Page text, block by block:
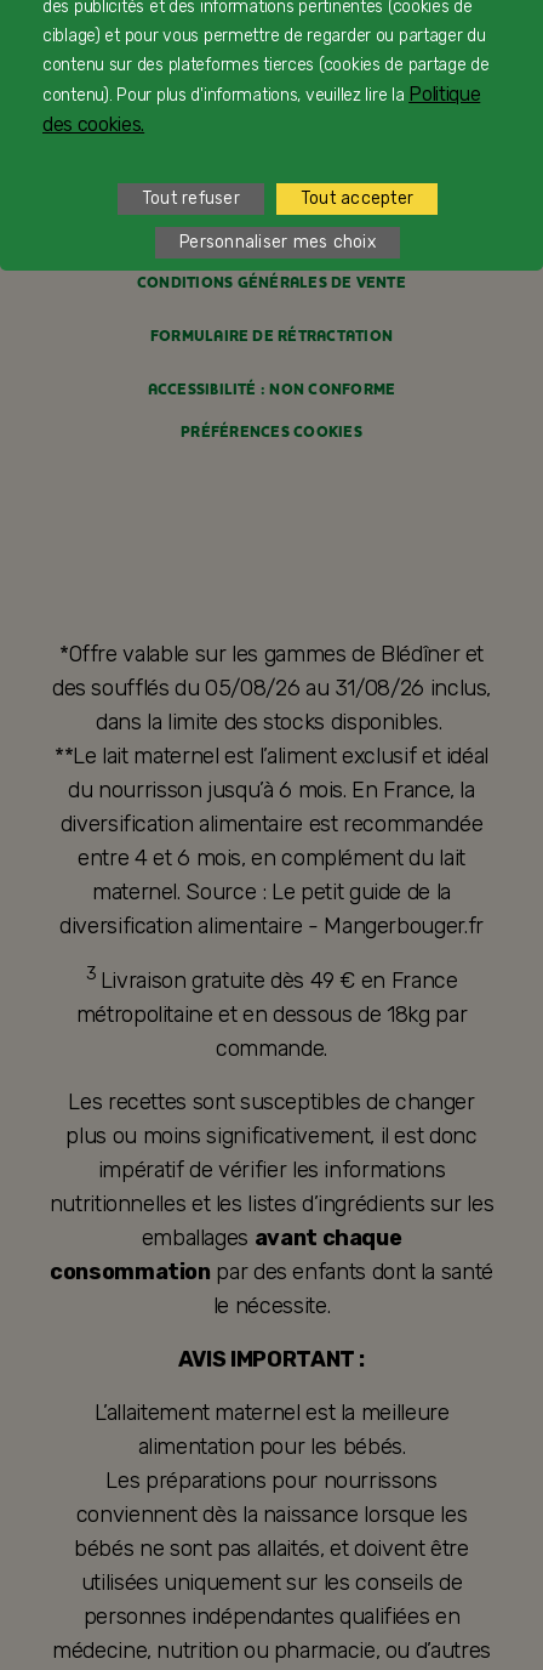
PROFESSIONNELS DE SANTÉ
FAQ
POLITIQUE DE CONFIDENTIALITÉ
CONDITIONS GÉNÉRALES DE VENTE
FORMULAIRE DE RÉTRACTATION
ACCESSIBILITÉ : NON CONFORME
PRÉFÉRENCES COOKIES
*Offre valable sur les gammes de Blédîner et
des soufflés du 05/08/26 au 31/08/26 inclus,
dans la limite des stocks disponibles.
**Le lait maternel est l’aliment exclusif et idéal
du nourrisson jusqu’à 6 mois. En France, la
diversification alimentaire est recommandée
entre 4 et 6 mois, en complément du lait
maternel. Source : Le petit guide de la
diversification alimentaire - Mangerbouger.fr
3 Livraison gratuite dès 49 € en France
métropolitaine et en dessous de 18kg par
commande.
Les recettes sont susceptibles de changer
plus ou moins significativement, il est donc
impératif de vérifier les informations
nutritionnelles et les listes d’ingrédients sur les
emballages avant chaque
consommation par des enfants dont la santé
le nécessite.
AVIS IMPORTANT :
L’allaitement maternel est la meilleure
alimentation pour les bébés.
Les préparations pour nourrissons
conviennent dès la naissance lorsque les
bébés ne sont pas allaités, et doivent être
utilisées uniquement sur les conseils de
personnes indépendantes qualifiées en
médecine, nutrition ou pharmacie, ou d’autres
des publicités et des informations pertinentes (cookies de
ciblage) et pour vous permettre de regarder ou partager du
contenu sur des plateformes tierces (cookies de partage de
contenu). Pour plus d'informations, veuillez lire la Politique
des cookies.
Tout refuser Tout accepter
Personnaliser mes choix